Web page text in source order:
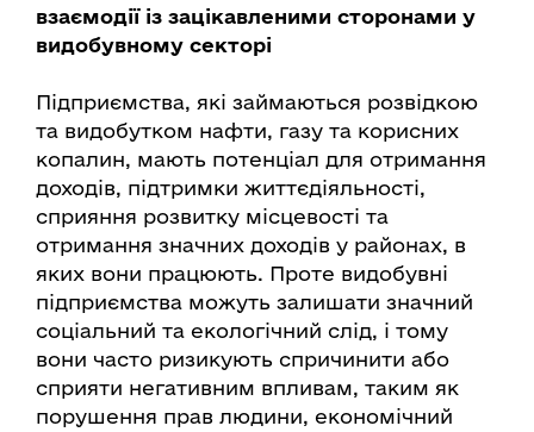
взаємодії із зацікавленими сторонами у
видобувному секторі
Підприємства, які займаються розвідкою
та видобутком нафти, газу та корисних
копалин, мають потенціал для отримання
доходів, підтримки життєдіяльності,
сприяння розвитку місцевості та
отримання значних доходів у районах, в
яких вони працюють. Проте видобувні
підприємства можуть залишати значний
соціальний та екологічний слід, і тому
вони часто ризикують спричинити або
сприяти негативним впливам, таким як
порушення прав людини, економічний